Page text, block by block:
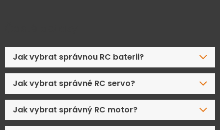
Jak vybrat správnou RC baterii?
Jak vybrat správné RC servo?
Jak vybrat správný RC motor?